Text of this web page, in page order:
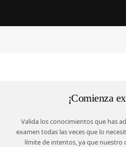
¡Comienza
Valida los conocimientos que has
examen todas las veces que lo
límite de intentos, ya que nuestro